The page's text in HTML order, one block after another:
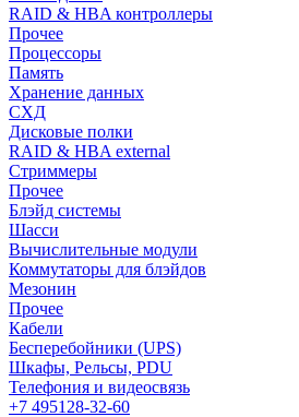
RAID & HBA контроллеры
Прочее
Процессоры
Память
Хранение данных
СХД
Дисковые полки
RAID & HBA external
Стриммеры
Прочее
Блэйд системы
Шасси
Вычислительные модули
Коммутаторы для блэйдов
Мезонин
Прочее
Кабели
Бесперебойники (UPS)
Шкафы, Рельсы, PDU
Телефония и видеосвязь
+7 495128-32-60